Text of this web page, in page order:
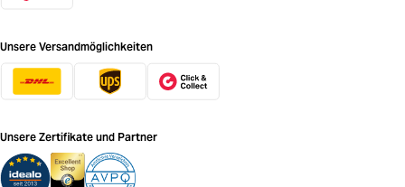
Unsere Versandmöglichkeiten
Unsere Zertifikate und Partner